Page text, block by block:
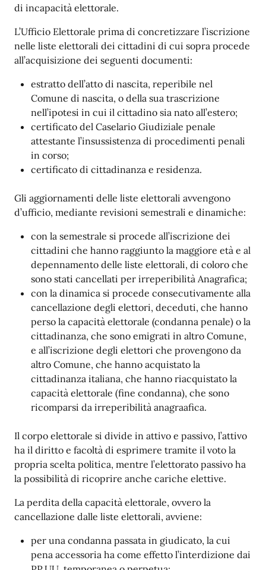
di incapacità elettorale.
L’Ufficio Elettorale prima di concretizzare l’iscrizione
nelle liste elettorali dei cittadini di cui sopra procede
all’acquisizione dei seguenti documenti:
estratto dell’atto di nascita, reperibile nel
Comune di nascita, o della sua trascrizione
nell’ipotesi in cui il cittadino sia nato all’estero;
certificato del Caselario Giudiziale penale
attestante l’insussistenza di procedimenti penali
in corso;
certificato di cittadinanza e residenza.
Gli aggiornamenti delle liste elettorali avvengono
d’ufficio, mediante revisioni semestrali e dinamiche:
con la semestrale si procede all’iscrizione dei
cittadini che hanno raggiunto la maggiore età e al
depennamento delle liste elettorali, di coloro che
sono stati cancellati per irreperibilità Anagrafica;
con la dinamica si procede consecutivamente alla
cancellazione degli elettori, deceduti, che hanno
perso la capacità elettorale (condanna penale) o la
cittadinanza, che sono emigrati in altro Comune,
e all’iscrizione degli elettori che provengono da
altro Comune, che hanno acquistato la
cittadinanza italiana, che hanno riacquistato la
capacità elettorale (fine condanna), che sono
ricomparsi da irreperibilità anagraafica.
Il corpo elettorale si divide in attivo e passivo, l’attivo
ha il diritto e facoltà di esprimere tramite il voto la
propria scelta politica, mentre l’elettorato passivo ha
la possibilità di ricoprire anche cariche elettive.
La perdita della capacità elettorale, ovvero la
cancellazione dalle liste elettorali, avviene:
per una condanna passata in giudicato, la cui
pena accessoria ha come effetto l’interdizione dai